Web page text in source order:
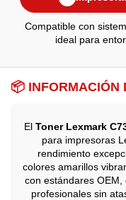
Compatible con
ideal para
📦 INFORMACIÓN
El Toner Lexmark
para impresoras
rendimiento
colores amarillos
con estándares
profesionales sin